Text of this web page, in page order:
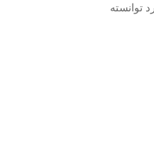
توانسته